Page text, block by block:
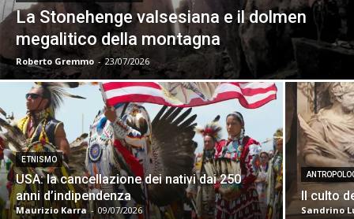
La Stonehenge valsesiana e il dolmen
megalitico della montagna
Roberto Gremmo - 23/07/2026
ETNISMO
USA: la cancellazione dei nativi dai 250
anni d’indipendenza
Maurizio Karra - 09/07/2026
Il culto
Sandrino